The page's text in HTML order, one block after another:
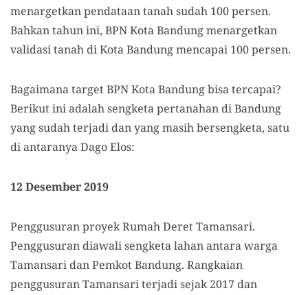
menargetkan pendataan tanah sudah 100 persen.
Bahkan tahun ini, BPN Kota Bandung menargetkan
validasi tanah di Kota Bandung mencapai 100 persen.
Bagaimana target BPN Kota Bandung bisa tercapai?
Berikut ini adalah sengketa pertanahan di Bandung
yang sudah terjadi dan yang masih bersengketa, satu
di antaranya Dago Elos:
12 Desember 2019
Penggusuran proyek Rumah Deret Tamansari.
Penggusuran diawali sengketa lahan antara warga
Tamansari dan Pemkot Bandung. Rangkaian
penggusuran Tamansari terjadi sejak 2017 dan